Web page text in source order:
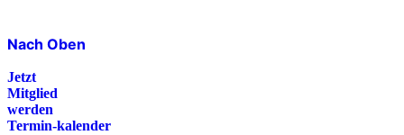
Nach Oben
Jetzt
Mitglied
werden
Termin-kalender